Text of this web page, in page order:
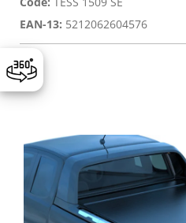
EAN-13: 5212062604576